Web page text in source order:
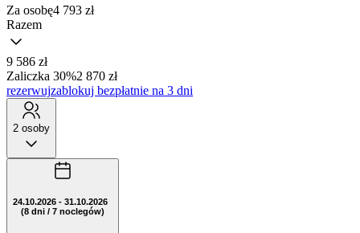
Za osobę4 793 zł
Razem
9 586 zł
Zaliczka 30%2 870 zł
rezerwujzablokuj bezpłatnie na 3 dni
2 osoby
24.10.2026 - 31.10.2026
(8 dni / 7 noclegów)